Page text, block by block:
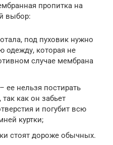
пропитка на
выбор:
под пуховик нужно
одежду, которая не
случае мембрана
ее нельзя постирать
как он забьет
и погубит всю
куртки;
стоят дороже обычных.